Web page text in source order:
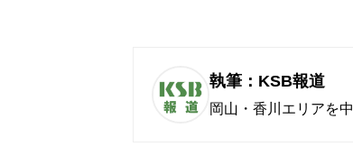
執筆：KSB報道
岡山・香川エリアを